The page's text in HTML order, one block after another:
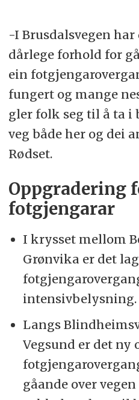
-I Brusdalsvegen
dårlege forhold for
ein
fungert og mange
gler folk seg til å ta i
veg både her og dei
Rødset.
Oppgradering
fotgjengarar
I krysset mellom
Grønvika er det
intensivbelysning.
Langs
Vegsund er det ny
gåande over